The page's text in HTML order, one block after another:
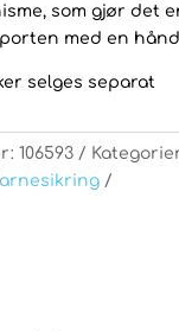
som gjør det
med en
selges separat
106593